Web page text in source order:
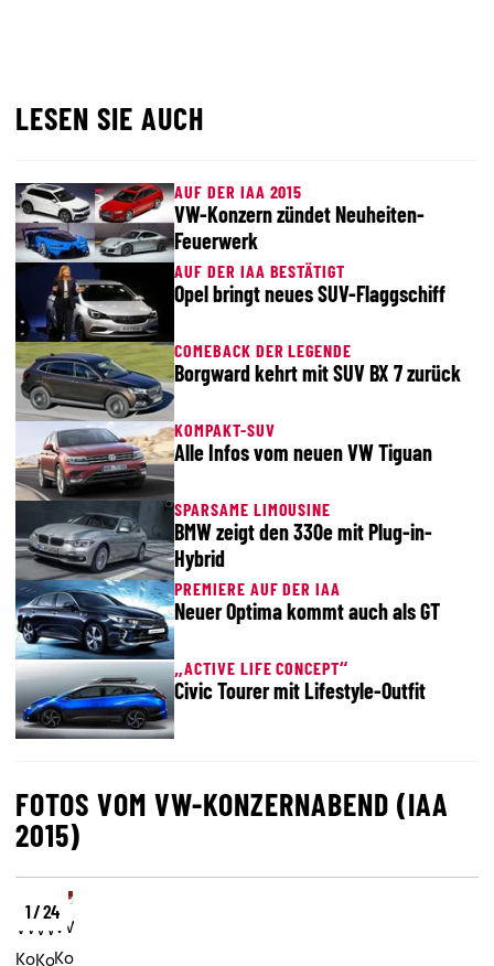
LESEN SIE AUCH
AUF DER IAA 2015
VW-Konzern zündet Neuheiten-
Feuerwerk
AUF DER IAA BESTÄTIGT
Opel bringt neues SUV-Flaggschiff
COMEBACK DER LEGENDE
Borgward kehrt mit SUV BX 7 zurück
KOMPAKT-SUV
Alle Infos vom neuen VW Tiguan
SPARSAME LIMOUSINE
BMW zeigt den 330e mit Plug-in-
Hybrid
PREMIERE AUF DER IAA
Neuer Optima kommt auch als GT
„ACTIVE LIFE CONCEPT“
Civic Tourer mit Lifestyle-Outfit
FOTOS VOM VW-KONZERNABEND (IAA
2015)
1 / 24
VW-VW-
VW-
Konzernabend